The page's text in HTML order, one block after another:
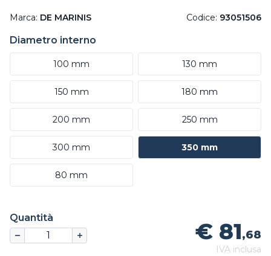
Marca: DE MARINIS Codice: 93051506
Diametro interno
100 mm 130 mm
150 mm 180 mm
200 mm 250 mm
300 mm 350 mm
80 mm
Quantità
€ 81,68
IVA inclusa